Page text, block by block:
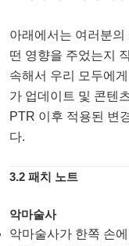
아래에서는 여러분의
떤 영향을 주었는지
속해서 우리 모두에
가 업데이트 및 콘텐
PTR 이후 적용된 변
다.
3.2 패치 노트
악마술사
악마술사가 한쪽 손